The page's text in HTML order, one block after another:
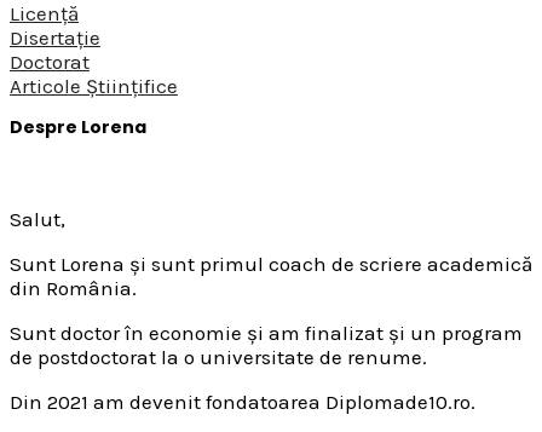
Licență
Disertație
Doctorat
Articole Științifice
Despre Lorena
Salut,
Sunt Lorena și sunt primul coach de scriere academică
din România.
Sunt doctor în economie și am finalizat și un program
de postdoctorat la o universitate de renume.
Din 2021 am devenit fondatoarea Diplomade10.ro.